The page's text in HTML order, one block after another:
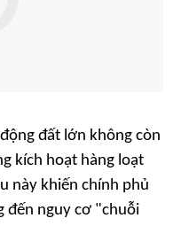
đất lớn không còn
kích hoạt hàng loạt
này khiến chính phủ
đến nguy cơ "chuỗi